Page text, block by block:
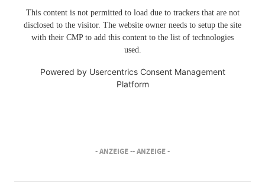
This content is not permitted to load due to trackers that are not
disclosed to the visitor. The website owner needs to setup the site
with their CMP to add this content to the list of technologies
used.
Powered by Usercentrics Consent Management
Platform
- ANZEIGE -- ANZEIGE -